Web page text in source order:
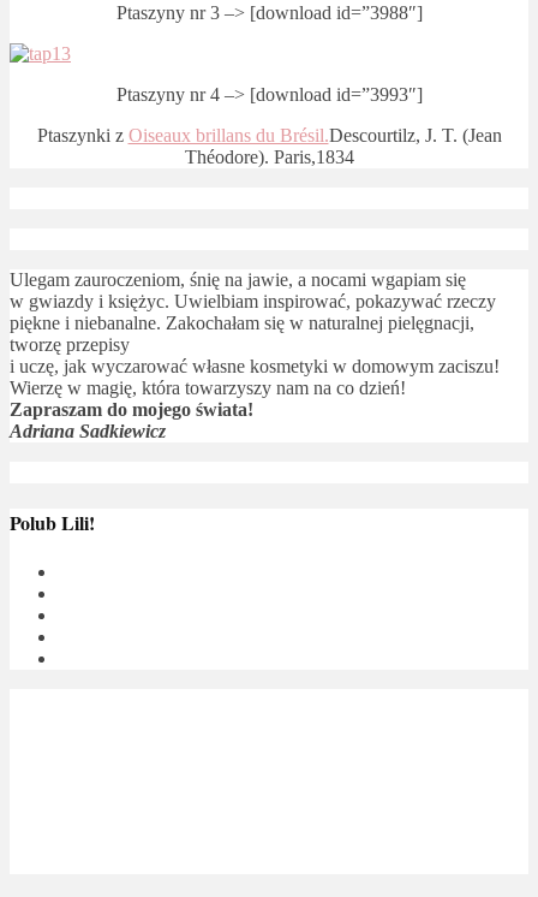
Ptaszyny nr 3 –> [download id=”3988″]
Ptaszyny nr 4 –> [download id=”3993″]
Ptaszynki z Oiseaux brillans du Brésil.Descourtilz, J. T. (Jean
Théodore). Paris,1834
Ulegam zauroczeniom, śnię na jawie, a nocami wgapiam się
w gwiazdy i księżyc. Uwielbiam inspirować, pokazywać rzeczy
piękne i niebanalne. Zakochałam się w naturalnej pielęgnacji,
tworzę przepisy
i uczę, jak wyczarować własne kosmetyki w domowym zaciszu!
Wierzę w magię, która towarzyszy nam na co dzień!
Zapraszam do mojego świata!
Adriana Sadkiewicz
Polub Lili!